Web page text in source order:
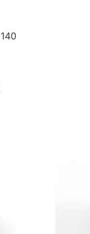
140